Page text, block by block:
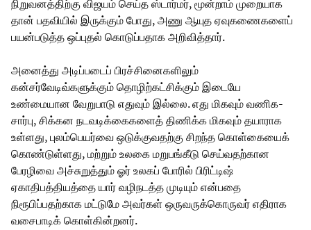
நிறுவனத்திற்கு விஜயம் செய்த ஸ்டார்மர், மூன்றாம் முறையாக
தான் பதவியில் இருக்கும் போது, அணு ஆயுத ஏவுகணைகளைப்
பயன்படுத்த ஒப்புதல் கொடுப்பதாக அறிவித்தார்.
அனைத்து அடிப்படைப் பிரச்சினைகளிலும்
கன்சர்வேடிவ்களுக்கும் தொழிற்கட்சிக்கும் இடையே
உண்மையான வேறுபாடு எதுவும் இல்லை. எது மிகவும் வணிக-
சார்பு, சிக்கன நடவடிக்கைகளைத் திணிக்க மிகவும் தயாராக
உள்ளது, புலம்பெயர்வை ஒடுக்குவதற்கு சிறந்த கொள்கையைக்
கொண்டுள்ளது, மற்றும் உலகை மறுபங்கீடு செய்வதற்கான
பேரழிவை அச்சுறுத்தும் ஓர் உலகப் போரில் பிரிட்டிஷ்
ஏகாதிபத்தியத்தை யார் வழிநடத்த முடியும் என்பதை
நிரூபிப்பதற்காக மட்டுமே அவர்கள் ஒருவருக்கொருவர் எதிராக
வசைபாடிக் கொள்கின்றனர்.